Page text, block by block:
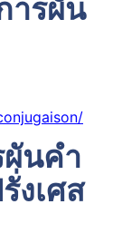
ารผัน
นคำ
งเศส